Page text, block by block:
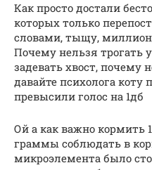
Как просто достали
которых только
словами, тыщу,
Почему нельзя трогать
задевать хвост, почему
давайте психолога коту
превысили голос на 1дб
Ой а как важно кормить
граммы соблюдать в
микроэлемента было